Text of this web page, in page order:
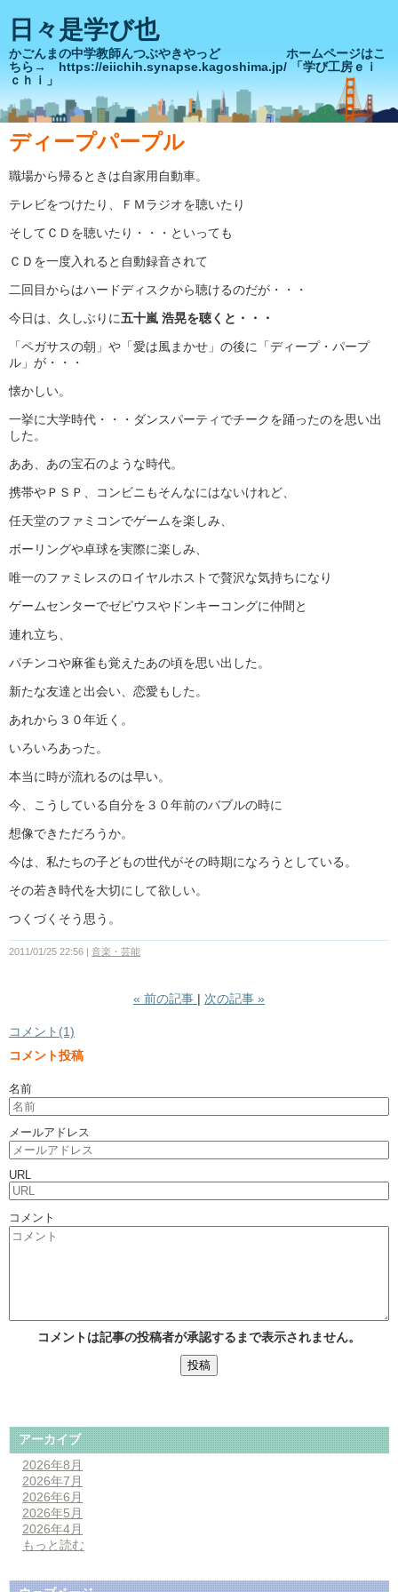
日々是学び也
かごんまの中学教師んつぶやきやっど ホームページはこ
ちら→ https://eiichih.synapse.kagoshima.jp/ 「学び工房ｅｉ
ｃｈｉ」
ディープパープル
職場から帰るときは自家用自動車。
テレビをつけたり、ＦＭラジオを聴いたり
そしてＣＤを聴いたり・・・といっても
ＣＤを一度入れると自動録音されて
二回目からはハードディスクから聴けるのだが・・・
今日は、久しぶりに五十嵐 浩晃を聴くと・・・
「ペガサスの朝」や「愛は風まかせ」の後に「ディープ・パープ
ル」が・・・
懐かしい。
一挙に大学時代・・・ダンスパーティでチークを踊ったのを思い出
した。
ああ、あの宝石のような時代。
携帯やＰＳＰ、コンビニもそんなにはないけれど、
任天堂のファミコンでゲームを楽しみ、
ボーリングや卓球を実際に楽しみ、
唯一のファミレスのロイヤルホストで贅沢な気持ちになり
ゲームセンターでゼピウスやドンキーコングに仲間と
連れ立ち、
パチンコや麻雀も覚えたあの頃を思い出した。
新たな友達と出会い、恋愛もした。
あれから３０年近く。
いろいろあった。
本当に時が流れるのは早い。
今、こうしている自分を３０年前のバブルの時に
想像できただろうか。
今は、私たちの子どもの世代がその時期になろうとしている。
その若き時代を大切にして欲しい。
つくづくそう思う。
2011/01/25 22:56 音楽・芸能
« 前の記事 次の記事 »
コメント(1)
コメント投稿
名前
メールアドレス
URL
コメント
コメントは記事の投稿者が承認するまで表示されません。
アーカイブ
2026年8月
2026年7月
2026年6月
2026年5月
2026年4月
もっと読む